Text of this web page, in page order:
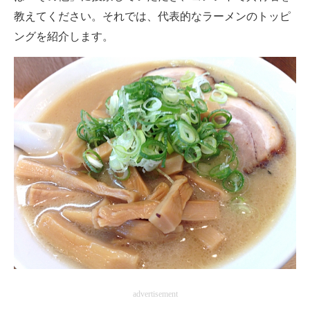
ITエンジニア向け専門サイト
企業向けIT製品の総合サイト
IT製品の技術・比較・事例
製造業のIT導入・活用を支援
モノづくり技術者専門サイト
エレクトロニクス専門サイト
電子設計の基本と応用
エネルギーの専門メディア
建設×テクノロジーの最前線
ちょっと気になるネットの話題
教えてください。それでは、代表的なラーメンのトッピ
ングを紹介します。
advertisement